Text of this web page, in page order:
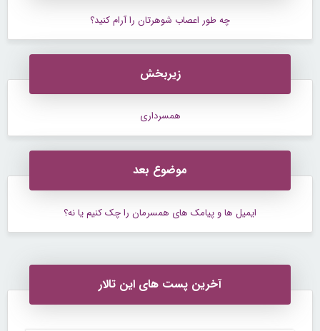
چه طور اعصاب شوهرتان را آرام كنید؟
زیربخش
همسرداری
موضوع بعد
ایمیل ها و پیامک های همسرمان را چک کنیم یا نه؟
آخرین پست های این تالار